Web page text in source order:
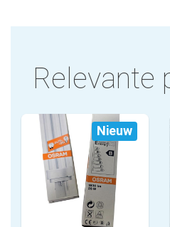
Relevante
Nieuw